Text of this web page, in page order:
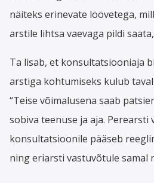
näiteks erinevate löövetega,
arstile lihtsa vaevaga pildi
Ta lisab, et konsultatsiooniaja
arstiga kohtumiseks kulub
“Teise võimalusena saab
sobiva teenuse ja aja. Perearsti
konsultatsioonile pääseb
ning eriarsti vastuvõtule samal